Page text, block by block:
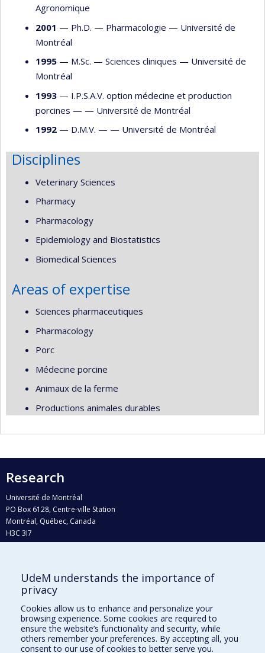
Agronomique
2001 — Ph.D. — Pharmacologie — Université de
Montréal
1995 — M.Sc. — Sciences cliniques — Université de
Montréal
1993 — I.P.S.A.V. option médecine et production
porcines — — Université de Montréal
1992 — D.M.V. — — Université de Montréal
Disciplines
Veterinary Sciences
Pharmacy
Pharmacology
Epidemiology and Biostatistics
Biomedical Sciences
Areas of expertise
Sciences pharmaceutiques
Pharmacology
Porc
Médecine porcine
Animaux de la ferme
Productions animales durables
Research
Université de Montréal
PO Box 6128, Centre-ville Station
Montréal, Québec, Canada
H3C 3J7
Who does what?
Find us
Site map
Accessibility
UdeM understands the importance of
privacy
Cookies allow us to enhance and personalize your
browsing experience. Some cookies are required to
ensure the website’s functionality and security, while
others remember your preferences. By accepting all, you
consent to our use of cookies to better serve you.